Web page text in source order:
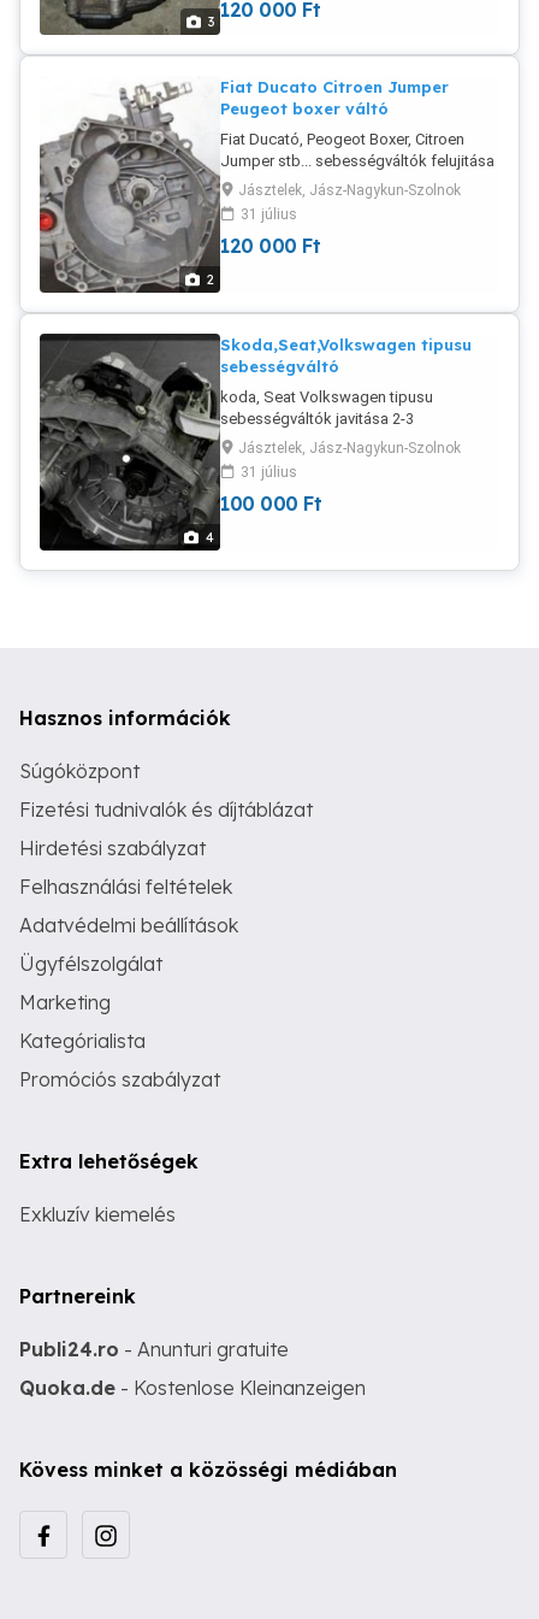
3 120 000 Ft
2
Fiat Ducato Citroen Jumper
Peugeot boxer váltó
Fiat Ducató, Peogeot Boxer, Citroen
Jumper stb... sebességváltók felujitása
2.3 munkanap alatt, fél év garanciával,
gyors.pontos, preciz munka 12év
tapasztalattal!
Jásztelek, Jász-Nagykun-Szolnok
31 július
120 000 Ft
4
Skoda,Seat,Volkswagen tipusu
sebességváltó
koda, Seat Volkswagen tipusu
sebességváltók javitása 2-3
munkanapos határidővel, fél év
garanciával gyors pontos preciz munka
12-év tapasztalattal!
Jásztelek, Jász-Nagykun-Szolnok
31 július
100 000 Ft
Hasznos információk
Súgóközpont
Fizetési tudnivalók és díjtáblázat
Hirdetési szabályzat
Felhasználási feltételek
Adatvédelmi beállítások
Ügyfélszolgálat
Marketing
Kategórialista
Promóciós szabályzat
Extra lehetőségek
Exkluzív kiemelés
Partnereink
Publi24.ro - Anunturi gratuite
Quoka.de - Kostenlose Kleinanzeigen
Kövess minket a közösségi médiában